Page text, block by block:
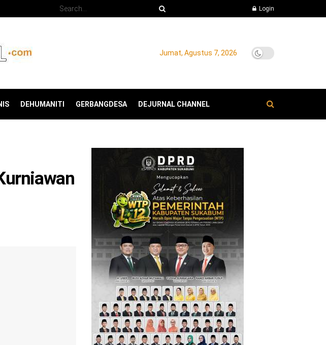
Login
Jumat, Agustus 7, 2026
DEHUMANITI GERBANGDESA DEJURNAL CHANNEL